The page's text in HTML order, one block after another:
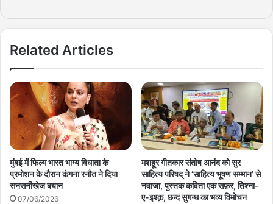
Related Articles
मुंबई में फिल्म भारत भाग्य विधाता के
प्रमोशन के दौरान कंगना रनौत ने दिया
सनसनीखेज बयान
07/06/2026
मशहूर गीतकार संतोष आनंद को सुर
साहित्य परिषद् ने ‘साहित्य भूषण सम्मान’ से
नवाजा, पुस्तक कविता एक सफ़र, तिश्ना-
ए-इश्क़, छन्द सुगन्ध का भव्य विमोचन